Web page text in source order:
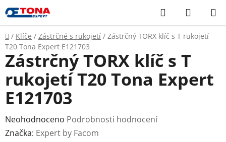
Přejít
na
obsah
Hledat
KOŠÍK
Domů
/ Klíče / Zástrčné s rukojetí / Zástrčný TORX klíč s T rukojetí
T20 Tona Expert E121703
Zástrčný TORX klíč s T
rukojetí T20 Tona Expert
E121703
Průměrné
hodnocení
Neohodnoceno Podrobnosti hodnocení
Značka: Expert by Facom